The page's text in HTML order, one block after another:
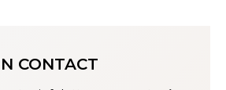
CONTACT